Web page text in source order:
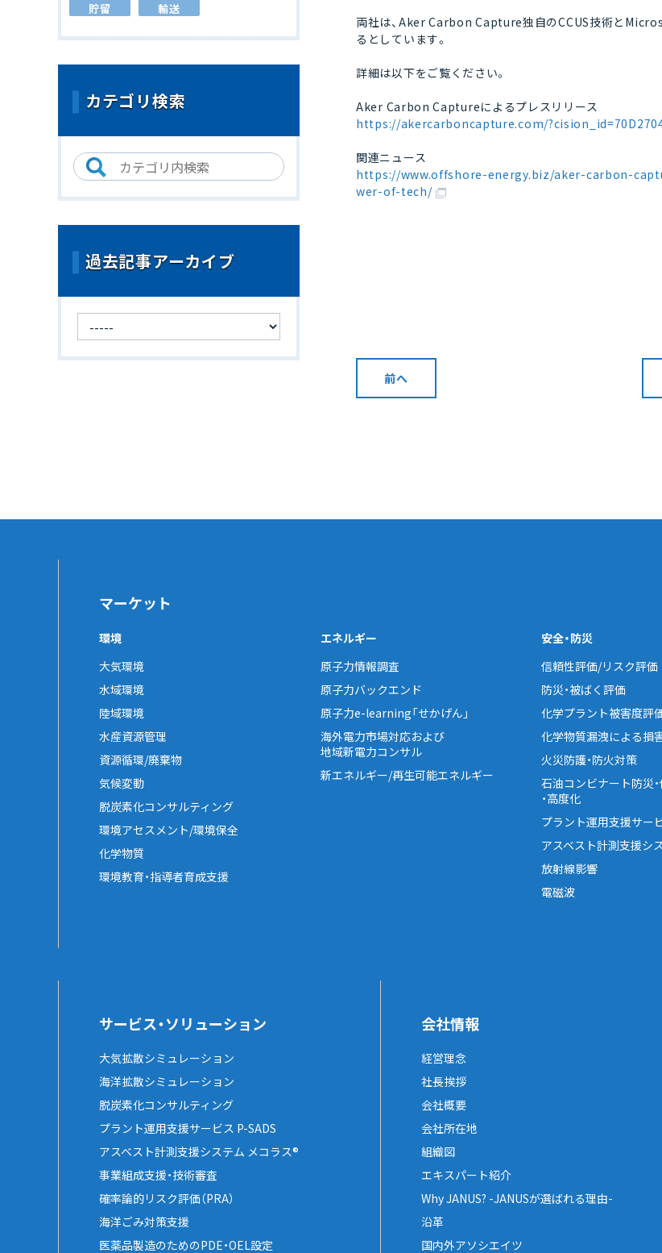
両社は、Aker Carbon Capture独自のCCUS技術と
るとしています。
詳細は以下をご覧ください。
Aker Carbon Captureによるプレスリリース
https://akercarboncapture.com/
関連ニュース
https://www.offshore-energy.biz/aker-carbon-
wer-of-tech/
前へ
貯留
輸送
カテゴリ検索
過去記事アーカイブ
マーケット
環境
大気環境
水域環境
陸域環境
水産資源管理
資源循環/廃棄物
気候変動
脱炭素化コンサルティング
環境アセスメント/環境保全
化学物質
環境教育・指導者育成支援
エネルギー
原子力情報調査
原子力バックエンド
原子力e-learning「せかげん」
海外電力市場対応および
地域新電力コンサル
新エネルギー/再生可能エネルギー
安全・防災
信頼性評価/リスク評価
防災・被ばく評価
化学プラント被害度評
化学物質漏洩による損
火災防護・防火対策
石油コンビナート防災
・高度化
プラント運用支援サー
アスベスト計測支援シ
放射線影響
電磁波
サービス・ソリューション
大気拡散シミュレーション
海洋拡散シミュレーション
脱炭素化コンサルティング
プラント運用支援サービス P-SADS
アスベスト計測支援システム メコラス®
事業組成支援・技術審査
確率論的リスク評価（PRA）
海洋ごみ対策支援
医薬品製造のためのPDE・OEL設定
会社情報
経営理念
社長挨拶
会社概要
会社所在地
組織図
エキスパート紹介
Why JANUS? -JANUSが選ばれる理由-
沿革
国内外アソシエイツ